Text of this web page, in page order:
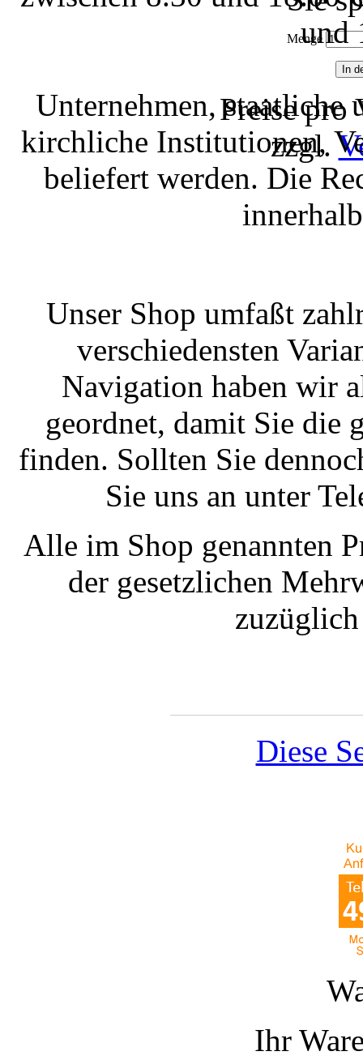
Menge
Preise
zzgl.
und
Unternehmen,
kirchliche Institutionen,
beliefert werden. Die
Unser Shop umfaßt
verschiedensten
Navigation haben wir
geordnet, damit Sie die
finden. Sollten Sie
Sie uns an unter
Alle im Shop genannten
der gesetzlichen
Diese
Ihr